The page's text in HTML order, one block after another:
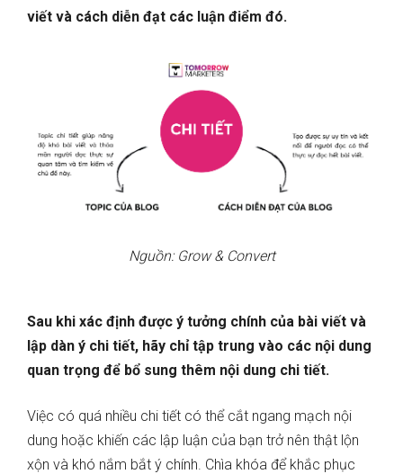
viết và cách diễn đạt các luận điểm đó.
Nguồn: Grow & Convert
Sau khi xác định được ý tưởng chính của bài viết và
lập dàn ý chi tiết, hãy chỉ tập trung vào các nội dung
quan trọng để bổ sung thêm nội dung chi tiết.
Việc có quá nhiều chi tiết có thể cắt ngang mạch nội
dung hoặc khiến các lập luận của bạn trở nên thật lộn
xộn và khó nắm bắt ý chính. Chìa khóa để khắc phục